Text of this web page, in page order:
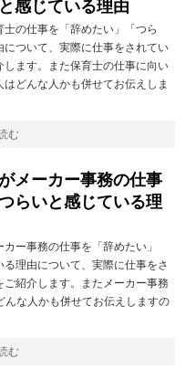
感じている理由
の仕事を「辞めたい」「つら
について、実際に仕事をされてい
します。また保育士の仕事に向い
どんな人かも併せてお伝えしま
む
メーカー事務の仕事
らいと感じている理
ー事務の仕事を「辞めたい」
る理由について、実際に仕事をさ
紹介します。またメーカー事務
な人かも併せてお伝えしますの
む